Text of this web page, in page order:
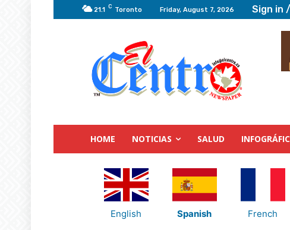
21.1 C Toronto Friday, August 7, 2026 Sign in
HOME NOTICIAS SALUD
English Spanish French